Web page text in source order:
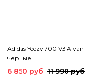
Adidas Yeezy 700 V3 Alvan
черные
6 850 руб 11 990 руб